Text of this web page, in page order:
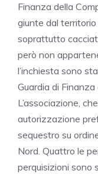
Finanza della
giunte dal
soprattutto
però non
l’inchiesta sono
Guardia di
L’associazione,
autorizzazione
sequestro su
Nord. Quattro le
perquisizioni